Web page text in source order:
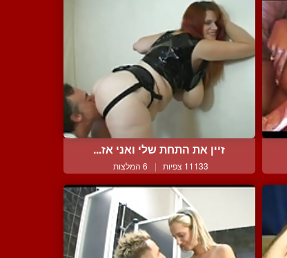
זיין את התחת שלי ואני אז...
11133 צפיות | 6 המלצות